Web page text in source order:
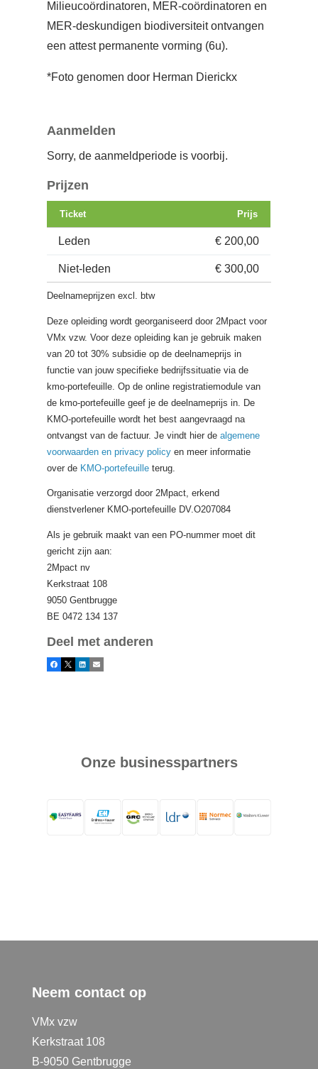
Milieucoördinatoren, MER-coördinatoren en
MER-deskundigen biodiversiteit ontvangen
een attest permanente vorming (6u).
*Foto genomen door Herman Dierickx
Aanmelden
Sorry, de aanmeldperiode is voorbij.
Prijzen
Ticket Prijs
Leden € 200,00
Niet-leden € 300,00
Deelnameprijzen excl. btw
Deze opleiding wordt georganiseerd door 2Mpact voor
VMx vzw. Voor deze opleiding kan je gebruik maken
van 20 tot 30% subsidie op de deelnameprijs in
functie van jouw specifieke bedrijfssituatie via de
kmo-portefeuille. Op de online registratiemodule van
de kmo-portefeuille geef je de deelnameprijs in. De
KMO-portefeuille wordt het best aangevraagd na
ontvangst van de factuur. Je vindt hier dealgemene
voorwaarden en privacy policy en meer informatie
over de KMO-portefeuilleterug.
Organisatie verzorgd door 2Mpact, erkend
dienstverlener KMO-portefeuille DV.O207084
Als je gebruik maakt van een PO-nummer moet dit
gericht zijn aan:
2Mpact nv
Kerkstraat 108
9050 Gentbrugge
BE 0472 134 137
Deel met anderen
Facebook
X LinkedInE-mail
Onze businesspartners
Neem contact op
VMx vzw
Kerkstraat 108
B-9050 Gentbrugge